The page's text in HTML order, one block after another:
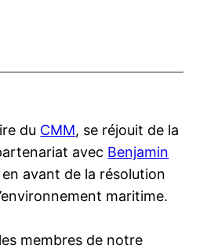
du CMM, se réjouit de la
avec Benjamin
avant de la résolution
maritime.
membres de notre